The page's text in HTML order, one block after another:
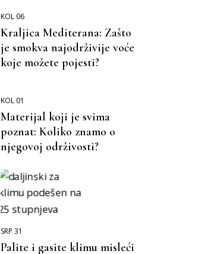
KOL 06
Kraljica Mediterana: Zašto
je smokva najodrživije voće
koje možete pojesti?
KOL 01
Materijal koji je svima
poznat: Koliko znamo o
njegovoj održivosti?
SRP 31
Palite i gasite klimu misleći